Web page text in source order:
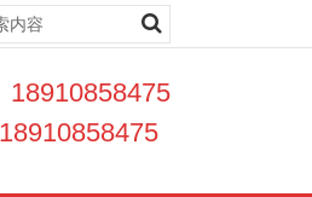
18910858475